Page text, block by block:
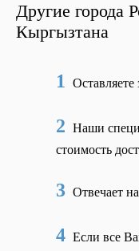
Другие города
Кыргызтана
1
2 Наши
стоимость
3 Отвечает
4 Если все